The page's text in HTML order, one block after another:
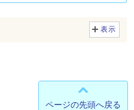
表示
ページの先頭へ戻る